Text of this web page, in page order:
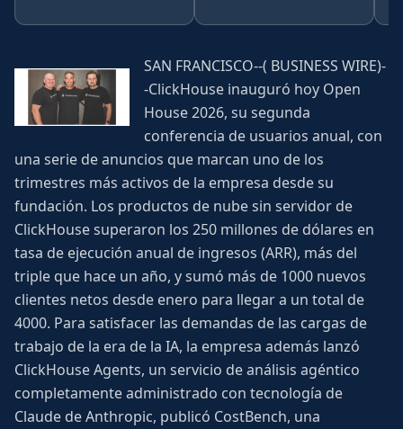
SAN FRANCISCO--( BUSINESS WIRE)-
-ClickHouse inauguró hoy Open
House 2026, su segunda
conferencia de usuarios anual, con
una serie de anuncios que marcan uno de los
trimestres más activos de la empresa desde su
fundación. Los productos de nube sin servidor de
ClickHouse superaron los 250 millones de dólares en
tasa de ejecución anual de ingresos (ARR), más del
triple que hace un año, y sumó más de 1000 nuevos
clientes netos desde enero para llegar a un total de
4000. Para satisfacer las demandas de las cargas de
trabajo de la era de la IA, la empresa además lanzó
ClickHouse Agents, un servicio de análisis agéntico
completamente administrado con tecnología de
Claude de Anthropic, publicó CostBench, una